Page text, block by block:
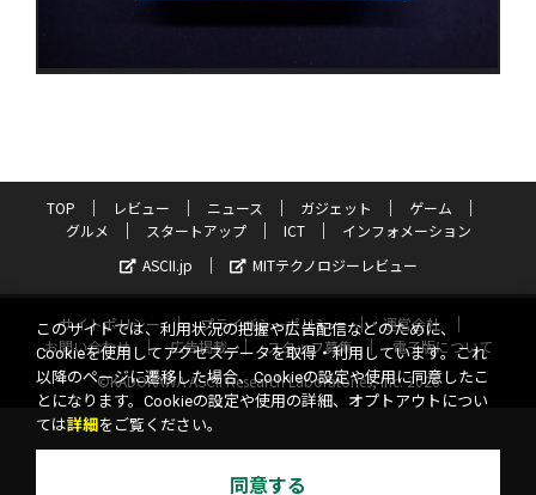
TOP レビュー ニュース ガジェット
ゲーム
グルメ
スタートアップ ICT
インフォメーション
ASCII.jp
MITテクノロジーレビュー
サイトポリシー プライバシーポリシー
運営会社
お問い合わせ
広告掲載 スタッフ募集
電子版について
©KADOKAWA ASCII Research Laboratories, Inc. 2026
このサイトでは、利用状況の把握や広告配信などのために、
Cookieを使用してアクセスデータを取得・利用しています。これ
以降のページに遷移した場合、Cookieの設定や使用に同意したこ
とになります。Cookieの設定や使用の詳細、オプトアウトについ
ては詳細 をご覧ください。
同意する